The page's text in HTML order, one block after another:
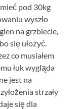
pod 30kg
wyszło
na grzbiecie,
się ułożyć.
co musiałem
łuk wygląda
jest na
strzały
się dla